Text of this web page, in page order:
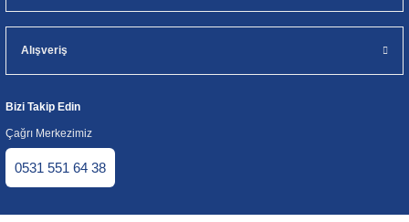
Alışveriş
Bizi Takip Edin
Çağrı Merkezimiz
0531 551 64 38